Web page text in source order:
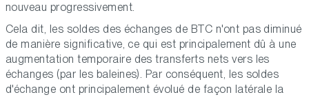
nouveau progressivement.
Cela dit, les soldes des échanges de BTC n'ont pas diminué
de manière significative, ce qui est principalement dû à une
augmentation temporaire des transferts nets vers les
échanges (par les baleines). Par conséquent, les soldes
d'échange ont principalement évolué de façon latérale la